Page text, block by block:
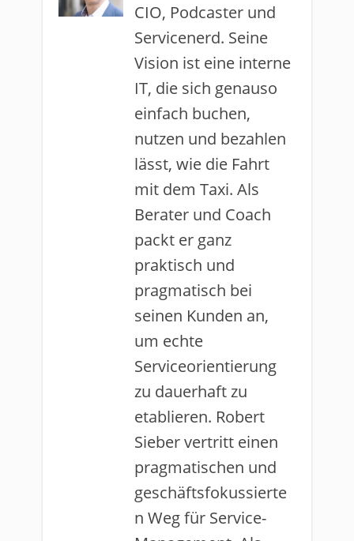
CIO, Podcaster und
Servicenerd. Seine
Vision ist eine interne
IT, die sich genauso
einfach buchen,
nutzen und bezahlen
lässt, wie die Fahrt
mit dem Taxi. Als
Berater und Coach
packt er ganz
praktisch und
pragmatisch bei
seinen Kunden an,
um echte
Serviceorientierung
zu dauerhaft zu
etablieren. Robert
Sieber vertritt einen
pragmatischen und
geschäftsfokussierte
n Weg für Service-